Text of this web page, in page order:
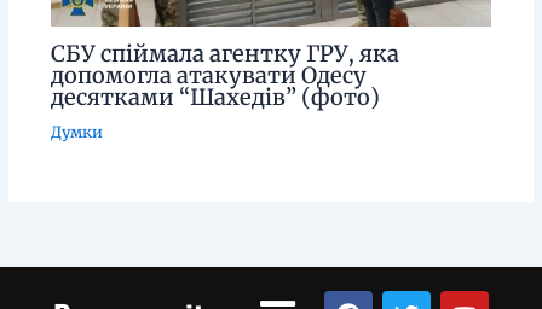
СБУ спіймала агентку ГРУ, яка
допомогла атакувати Одесу
десятками “Шахедів” (фото)
Думки
Menu
F T Y